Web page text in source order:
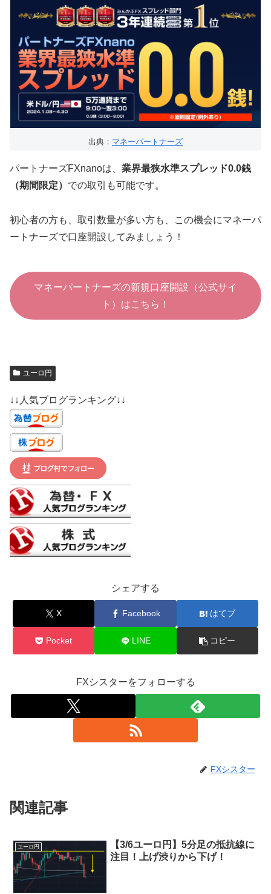
出典： マネーパートナーズ
パートナーズFXnanoは、 業界最狭水準スプレッド0.0銭
（期間限定） での取引も可能です。
初心者の方も、取引数量が多い方も、この機会にマネーパ
ートナーズで口座開設してみましょう！
マネーパートナーズの新規口座開設（公式サイ
ト）はこちら！
ユーロ円
↓↓人気ブログランキング↓↓
シェアする
X Facebook はてブ
Pocket LINE コピー
FXシスターをフォローする
FXシスター
関連記事
ユーロ円
【3/6ユーロ円】5分足の抵抗線に
注目！上げ渋りから下げ！